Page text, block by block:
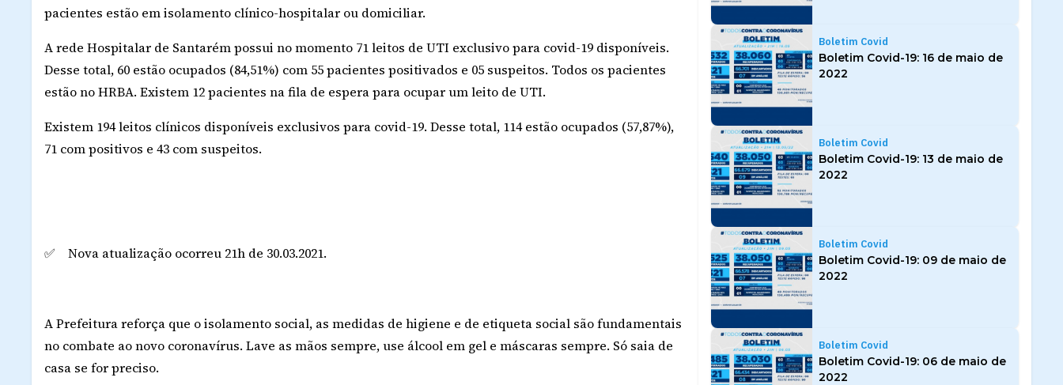
pacientes estão em isolamento clínico-hospitalar ou domiciliar.
A rede Hospitalar de Santarém possui no momento 71 leitos de UTI exclusivo para covid-19 disponíveis.
Desse total, 60 estão ocupados (84,51%) com 55 pacientes positivados e 05 suspeitos. Todos os pacientes
estão no HRBA. Existem 12 pacientes na fila de espera para ocupar um leito de UTI.
Existem 194 leitos clínicos disponíveis exclusivos para covid-19. Desse total, 114 estão ocupados (57,87%),
71 com positivos e 43 com suspeitos.
✅ Nova atualização ocorreu 21h de 30.03.2021.
A Prefeitura reforça que o isolamento social, as medidas de higiene e de etiqueta social são fundamentais
no combate ao novo coronavírus. Lave as mãos sempre, use álcool em gel e máscaras sempre. Só saia de
casa se for preciso.
Boletim Covid
Boletim Covid-19: 16 de maio de
2022
Boletim Covid
Boletim Covid-19: 13 de maio de
2022
Boletim Covid
Boletim Covid-19: 09 de maio de
2022
Boletim Covid
Boletim Covid-19: 06 de maio de
2022